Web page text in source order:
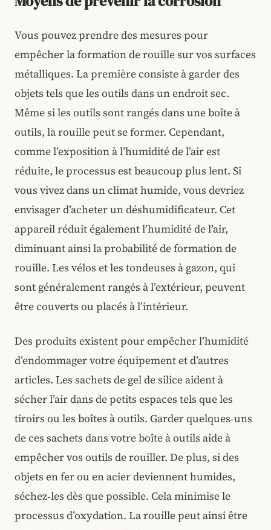
Vous pouvez prendre des mesures pour
empêcher la formation de rouille sur vos surfaces
métalliques. La première consiste à garder des
objets tels que les outils dans un endroit sec.
Même si les outils sont rangés dans une boîte à
outils, la rouille peut se former. Cependant,
comme l’exposition à l’humidité de l’air est
réduite, le processus est beaucoup plus lent. Si
vous vivez dans un climat humide, vous devriez
envisager d’acheter un déshumidificateur. Cet
appareil réduit également l’humidité de l’air,
diminuant ainsi la probabilité de formation de
rouille. Les vélos et les tondeuses à gazon, qui
sont généralement rangés à l’extérieur, peuvent
être couverts ou placés à l’intérieur.
Des produits existent pour empêcher l’humidité
d’endommager votre équipement et d’autres
articles. Les sachets de gel de silice aident à
sécher l’air dans de petits espaces tels que les
tiroirs ou les boîtes à outils. Garder quelques‑uns
de ces sachets dans votre boîte à outils aide à
empêcher vos outils de rouiller. De plus, si des
objets en fer ou en acier deviennent humides,
séchez‑les dès que possible. Cela minimise le
processus d’oxydation. La rouille peut ainsi être